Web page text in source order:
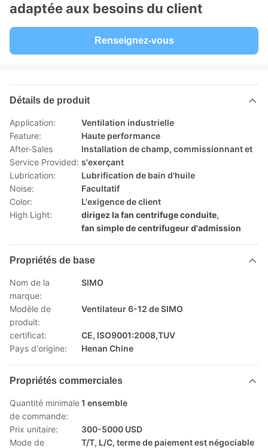
adaptée aux besoins du client
Renseignez-vous
Détails de produit
Application:
Ventilation industrielle
Feature:
Haute performance
After-Sales
Service Provided:
Installation de champ, commissionnant et
s'exerçant
Lubrication:
Lubrification de bain d'huile
Noise:
Facultatif
Color:
L'exigence de client
High Light:
dirigez la fan centrifuge conduite,
fan simple de centrifugeur d'admission
Propriétés de base
Nom de la
marque:
SIMO
Modèle de
produit:
Ventilateur 6-12 de SIMO
certificat:
CE, ISO9001:2008,TUV
Pays d'origine:
Henan Chine
Propriétés commerciales
Quantité minimale
de commande:
1 ensemble
Prix unitaire:
300-5000 USD
Mode de
T/T, L/C, terme de paiement est négociable